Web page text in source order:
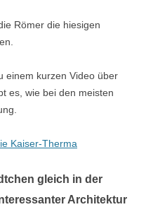
Römer die hiesigen
einem kurzen Video über
es, wie bei den meisten
Kaiser-Therma
gleich in der
Architektur